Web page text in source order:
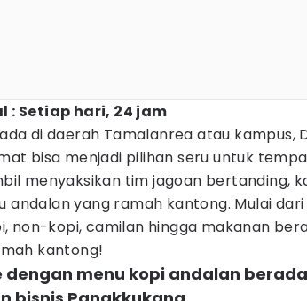
: Setiap hari, 24 jam
di daerah Tamalanrea atau kampus,
bisa menjadi pilihan seru untuk
menyaksikan tim jagoan bertanding,
andalan yang ramah kantong. Mulai dari
non-kopi, camilan hingga makanan
kantong!
dengan menu kopi andalan